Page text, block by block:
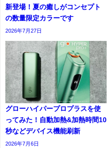
新登場！夏の癒しがコンセプト
の数量限定カラーです
2026年7月27日
グローハイパープロプラスを使
ってみた！自動加熱&加熱時間10
秒などデバイス機能刷新
2026年7月6日